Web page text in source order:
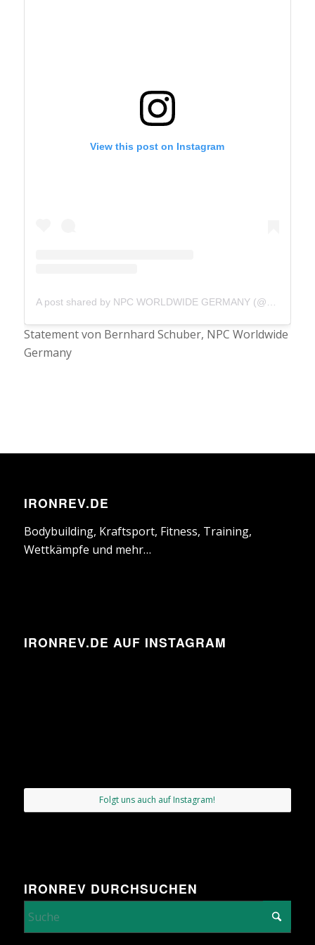
View this post on Instagram
A post shared by NPC WORLDWIDE GERMANY (@npcworldwidegermany)
Statement von Bernhard Schuber, NPC Worldwide
Germany
IRONREV.DE
Bodybuilding, Kraftsport, Fitness, Training,
Wettkämpfe und mehr…
IRONREV.DE AUF INSTAGRAM
Folgt uns auch auf Instagram!
IRONREV DURCHSUCHEN